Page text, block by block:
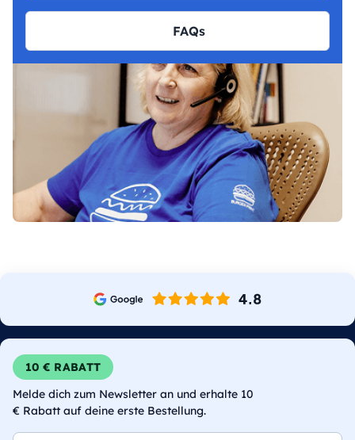
FAQs
10 € RABATT
Melde dich zum Newsletter an und erhalte 10
€ Rabatt auf deine erste Bestellung.